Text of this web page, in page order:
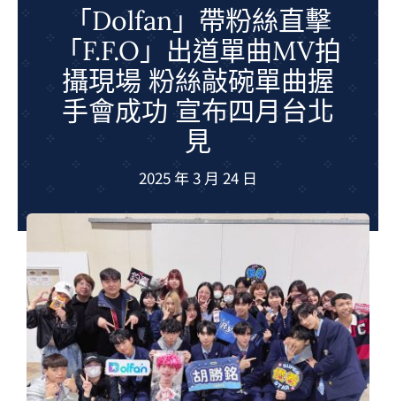
生活美學
室內設計
購屋指南
GCU大賽
「Dolfan」帶粉絲直擊
「F.F.O」出道單曲MV拍
攝現場 粉絲敲碗單曲握
手會成功 宣布四月台北
見
2025 年 3 月 24 日